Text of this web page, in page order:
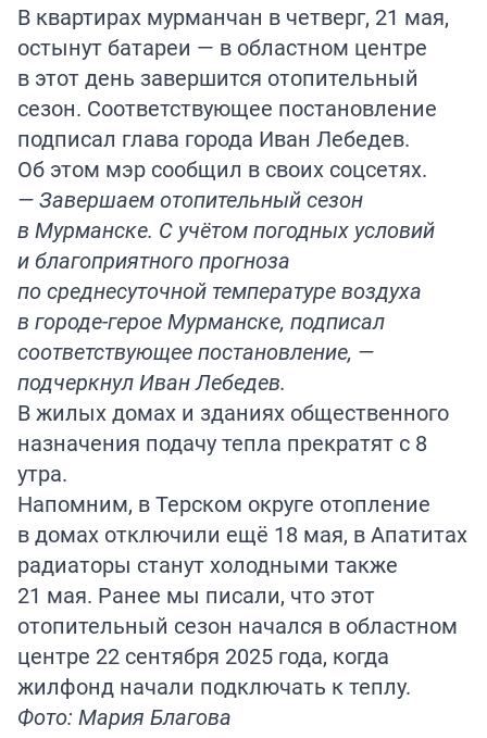
В квартирах мурманчан в четверг, 21 мая,
остынут батареи — в областном центре
в этот день завершится отопительный
сезон. Соответствующее постановление
подписал глава города Иван Лебедев.
Об этом мэр сообщил в своих соцсетях.
— Завершаем отопительный сезон
в Мурманске. С учётом погодных условий
и благоприятного прогноза
по среднесуточной температуре воздуха
в городе-герое Мурманске, подписал
соответствующее постановление, —
подчеркнул Иван Лебедев.
В жилых домах и зданиях общественного
назначения подачу тепла прекратят с 8
утра.
Напомним, в Терском округе отопление
в домах отключили ещё 18 мая, в Апатитах
радиаторы станут холодными также
21 мая. Ранее мы писали, что этот
отопительный сезон начался в областном
центре 22 сентября 2025 года, когда
жилфонд начали подключать к теплу.
Фото: Мария Благова